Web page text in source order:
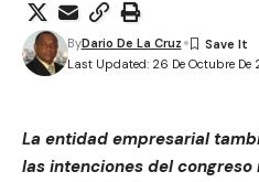
Last Updated: 26 De Octubre De
ByDario De La Cruz
La entidad empresarial
las intenciones del